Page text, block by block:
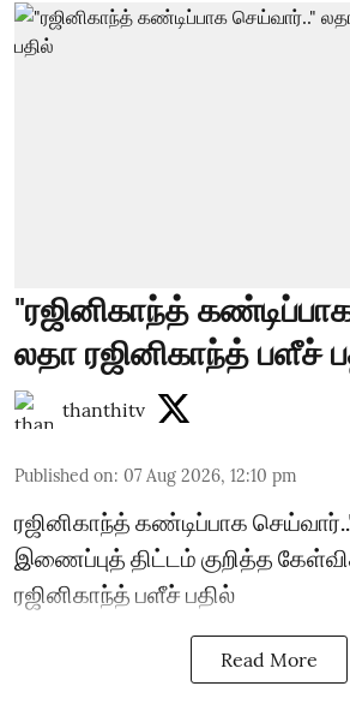
"ரஜினிகாந்த்
லதா ரஜினிகாந்த் பளீச்
thanthitv
Published on: 07 Aug 2026, 12:10 pm
ரஜினிகாந்த் கண்டிப்பாக
இணைப்புத் திட்டம் குறித்த
ரஜினிகாந்த் பளீச் பதில்
Read More